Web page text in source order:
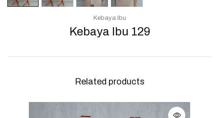
Kebaya Ibu 129
Kebaya Ibu
Related products